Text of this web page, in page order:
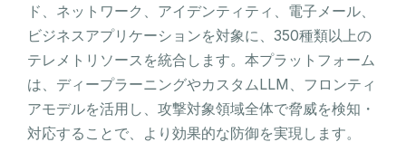
ド、ネットワーク、アイデンティティ、電子メール、
ビジネスアプリケーションを対象に、350種類以上の
テレメトリソースを統合します。本プラットフォーム
は、ディープラーニングやカスタムLLM、フロンティ
アモデルを活用し、攻撃対象領域全体で脅威を検知・
対応することで、より効果的な防御を実現します。